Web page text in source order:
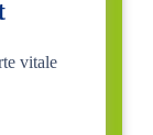
vitale